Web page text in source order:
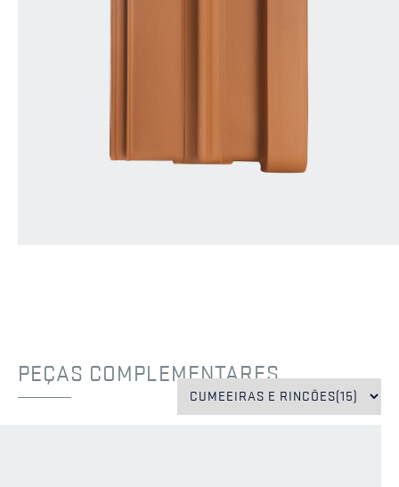
PEÇAS COMPLEMENTARES